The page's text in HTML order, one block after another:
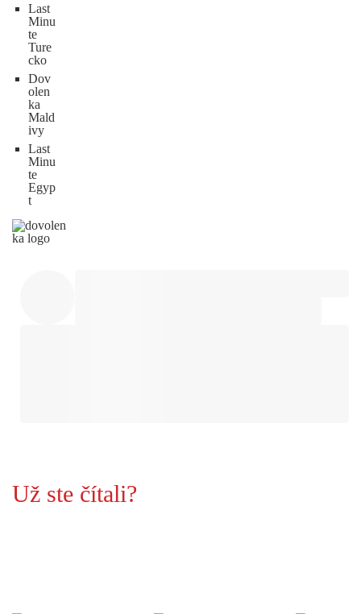
Last
Minu
te
Ture
cko
Dov
olen
ka
Mald
ivy
Last
Minu
te
Egyp
t
Už ste čítali?